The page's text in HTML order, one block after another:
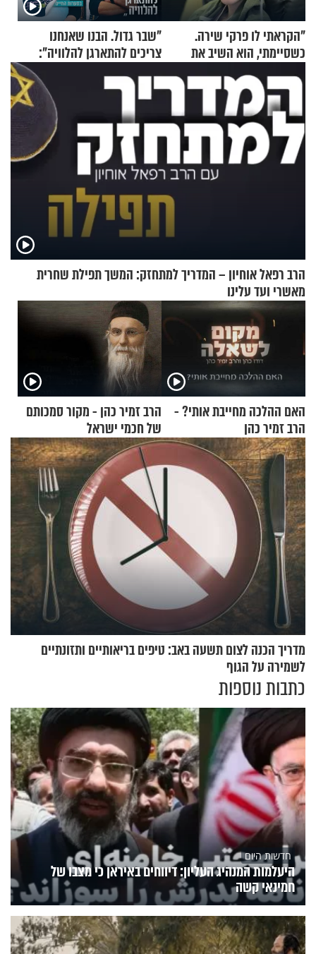
"הקראתי לו פרקי שירה.
כשסיימתי, הוא השיב את
נשמתו לבורא"
"שבר גדול. הבנו שאנחנו
צריכים להתארגן להלוויה":
זוגיות במבחן, הפעם עם מרים
וגד דנינו
הרב רפאל אוחיון – המדריך למתחזק: המשך תפילת שחרית
מאשרי ועד עלינו
האם ההלכה מחייבת אותי? -
הרב זמיר כהן
הרב זמיר כהן - מקור סמכותם
של חכמי ישראל
מדריך הכנה לצום תשעה באב: טיפים בריאותיים ותזונתיים
לשמירה על הגוף
כתבות נוספות
חדשות היום
היעלמות המנהיג העליון: דיווחים באיראן כי מצבו של
חמינאי קשה